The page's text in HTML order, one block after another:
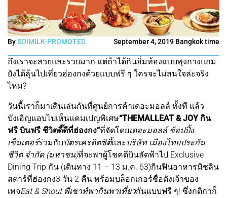
BySOIMILK-PROMOTED September 4, 2019 Bangkok time
ถึงเราจะสวยและรวยมาก แต่ถ้าได้กินอิ่มท้องแบบพุงกางแถม
ยังได้ลุ้นไปเที่ยวฮ่องกงด้วยแบบฟรี ๆ ใครจะไม่สนใจล่ะจริง
ไหม?
วันนี้เราก็มาเดินเล่นกันที่ศูนย์การค้าเดอะมอลล์ ทั้งที แล้ว
บังเอิญแอบไปเห็นแคมเปญพิเศษ“THEMALLEAT & JOY กิน
ฟรี บินฟรี ชีวิตดี๊ดีที่ฮ่องกง”ที่จัดโดยเดอะมอลล์ ช้อปปิ้ง
เซ็นเตอร์ร่วมกับบัตรเครดิตซิตี้และ บริษัท เมืองไทยประกัน
ชีวิต จำกัด (มหาชน)ที่จะพาผู้โชคดีบินลัดฟ้าไป Exclusive
Dining Trip กัน (เดินทาง 11 – 13 ม.ค. 63)กินฟินอาหารมิชลิน
สตาร์ที่ฮ่องกง3 วัน 2 คืน พร้อมบล็อกเกอร์ชื่อดังเจ้าของ
เพจEat & Shout พี่เชาท์พากินพาเที่ยวกันแบบฟรี ๆ! ซึ่งกติกาก็